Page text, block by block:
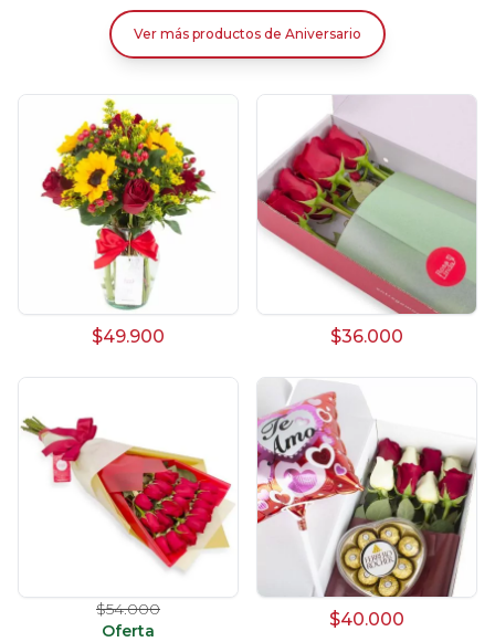
Ver más productos de Aniversario
$49.900 $36.000
$54.000
Oferta
$40.000